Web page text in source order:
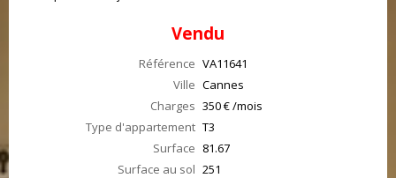
Vendu
Référence VA11641
Ville Cannes
Charges 350 € /mois
Type d'appartement T3
Surface 81.67
Surface au sol 251